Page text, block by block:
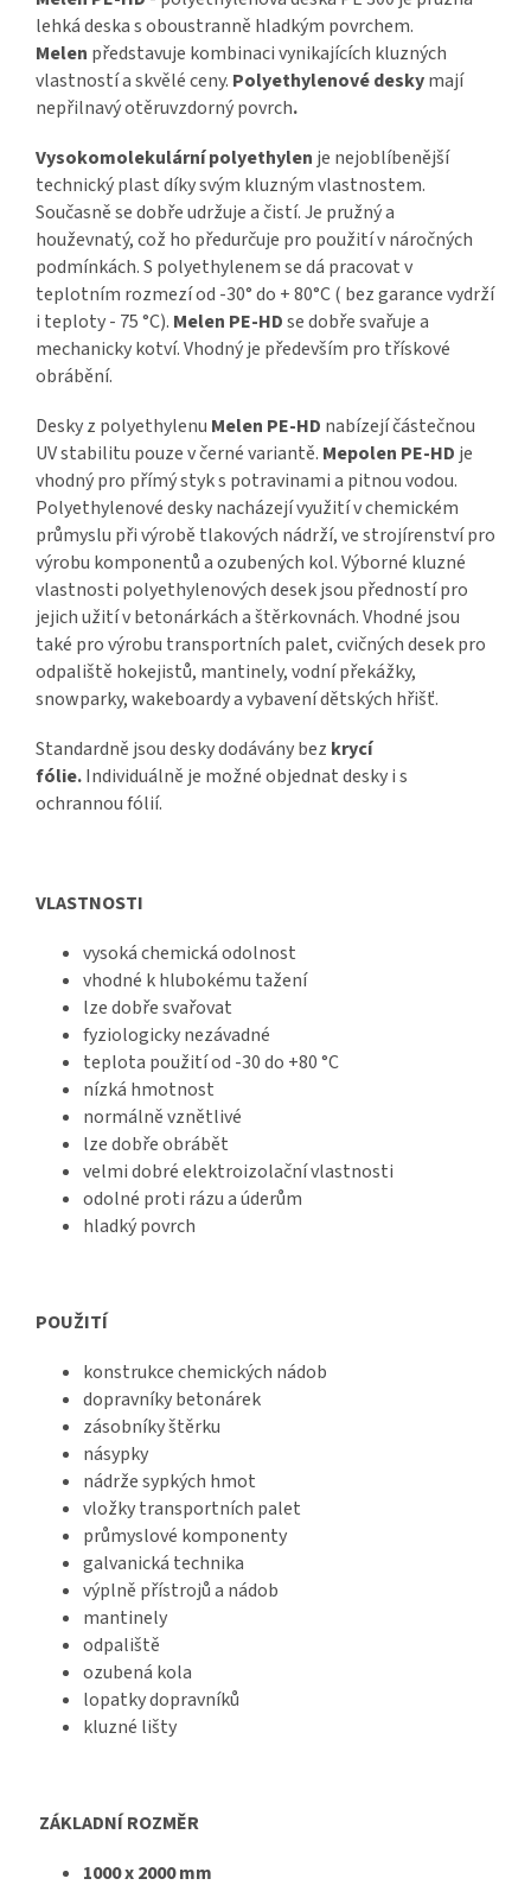
lehká deska s oboustranně hladkým povrchem.
Melen představuje kombinaci vynikajících kluzných
vlastností a skvělé ceny. Polyethylenové deskymají
nepřilnavý otěruvzdorný povrch.
Vysokomolekulární polyethylen je nejoblíbenější
technický plast díky svým kluzným vlastnostem.
Současně se dobře udržuje a čistí. Je pružný a
houževnatý, což ho předurčuje pro použití v náročných
podmínkách. S polyethylenem se dá pracovat v
teplotním rozmezí od -30° do + 80°C ( bez garance vydrží
i teploty - 75 °C). Melen PE-HDse dobře svařuje a
mechanicky kotví. Vhodný je především pro třískové
obrábění.
Desky z polyethylenu Melen PE-HD nabízejí částečnou
UV stabilitu pouze v černé variantě. Mepolen PE-HD je
vhodný pro přímý styk s potravinami a pitnou vodou.
Polyethylenové desky nacházejí využití v chemickém
průmyslu při výrobě tlakových nádrží, ve strojírenství pro
výrobu komponentů a ozubených kol. Výborné kluzné
vlastnosti polyethylenových desek jsou předností pro
jejich užití v betonárkách a štěrkovnách. Vhodné jsou
také pro výrobu transportních palet, cvičných desek pro
odpaliště hokejistů, mantinely, vodní překážky,
snowparky, wakeboardy a vybavení dětských hřišť.
Standardně jsou desky dodávány bez krycí
fólie.Individuálně je možné objednat desky i s
ochrannou fólií.
VLASTNOSTI
vysoká chemická odolnost
vhodné k hlubokému tažení
lze dobře svařovat
fyziologicky nezávadné
teplota použití od -30 do +80 °C
nízká hmotnost
normálně vznětlivé
lze dobře obrábět
velmi dobré elektroizolační vlastnosti
odolné proti rázu a úderům
hladký povrch
POUŽITÍ
konstrukce chemických nádob
dopravníky betonárek
zásobníky štěrku
násypky
nádrže sypkých hmot
vložky transportních palet
průmyslové komponenty
galvanická technika
výplně přístrojů a nádob
mantinely
odpaliště
ozubená kola
lopatky dopravníků
kluzné lišty
ZÁKLADNÍ ROZMĚR
1000 x 2000 mm